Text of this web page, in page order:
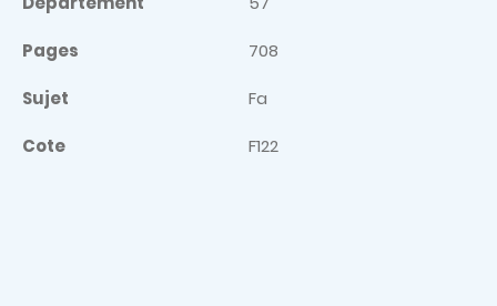
Pages 708
Sujet Fa
Cote F122